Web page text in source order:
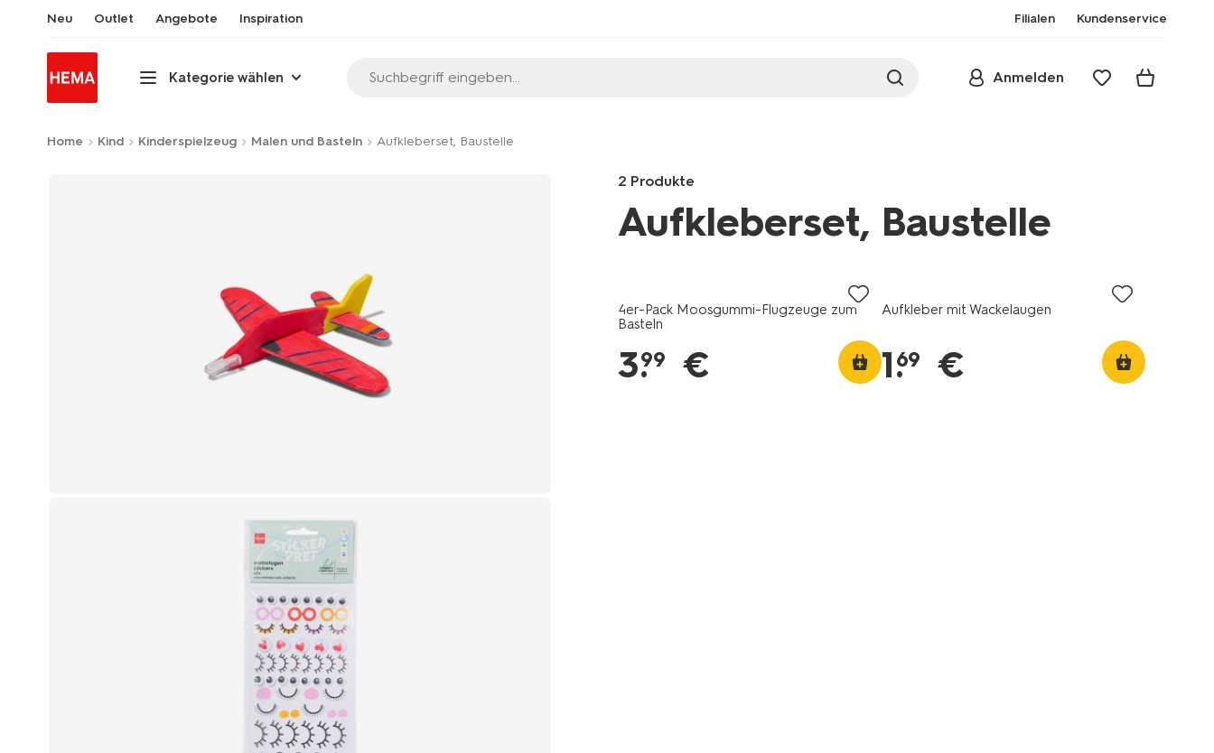
Neu Outlet Angebote Inspiration Filialen Kundenservice
Kategorie wählen Suchbegriff eingeben... Anmelden
Home Kind Kinderspielzeug Malen und Basteln Aufkleberset, Baustelle
2 Produkte
Aufkleberset, Baustelle
freizeit/handarbeiten-
basteln/basteln/aufkleber-
mit-
wackelaugen-
4er-Pack Moosgummi-Flugzeuge zum
Basteln
3.
99 €
Aufkleber mit Wackelaugen
1.
69 €